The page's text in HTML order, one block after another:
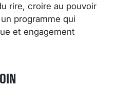
rire, croire au pouvoir
programme qui
et engagement